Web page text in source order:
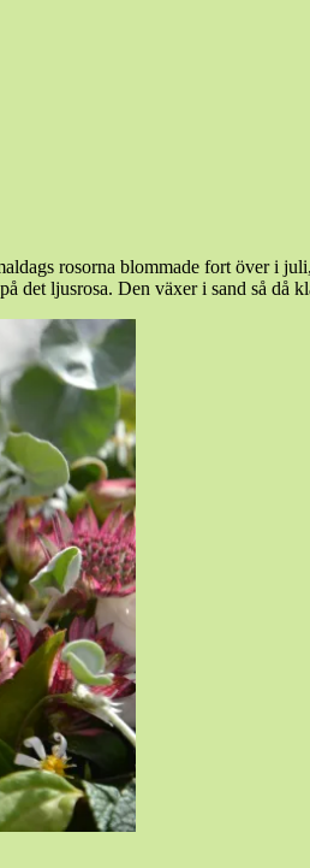
rosorna blommade fort över i
det ljusrosa. Den växer i sand så då